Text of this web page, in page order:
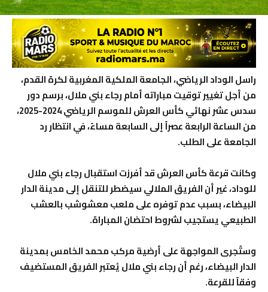
راسل الوداد الرياضي، الجامعة الملكية المغربية لكرة القدم،
من أجل تغيير توقيت مباراته أمام رجاء بني ملال، برسم دور
سدس عشر نهائي كأس العرش للموسم الرياضي 2024-2025،
من الساعة الرابعة عصراً إلى السابعة مساءً، في انتظار رد
الجامعة على الطلب.
وكانت قرعة كأس العرش قد أفرزت استقبال رجاء بني ملال
للوداد، غير أن الفريق الملالي سيضطر للتنقل إلى مدينة الدار
البيضاء، بسبب عدم توفره على ملعب معشوشب بالعشب
الطبيعي يستجيب لشروط احتضان المباراة.
وستُجرى المواجهة على أرضية مركب محمد الخامس بمدينة
الدار البيضاء، رغم أن رجاء بني ملال يُعتبر الفريق المستضيف
وفقاً للقرعة.